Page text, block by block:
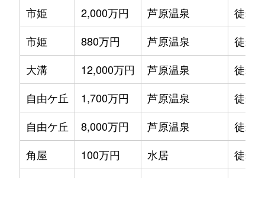
国影
800万円 あわら湯のまち
徒歩
下金屋
78万円 牛ノ谷
徒歩
下金屋
45万円 細呂木
徒歩
自由ケ丘
820万円 芦原温泉
徒歩5
春宮
560万円 芦原温泉
徒歩7
春宮
650万円 芦原温泉
徒歩9
市姫
2,000万円 芦原温泉
徒歩
市姫
880万円 芦原温泉
徒歩
大溝
12,000万円 芦原温泉
徒歩
自由ケ丘
1,700万円 芦原温泉
徒歩
自由ケ丘
8,000万円 芦原温泉
徒歩
角屋
100万円 水居
徒歩9